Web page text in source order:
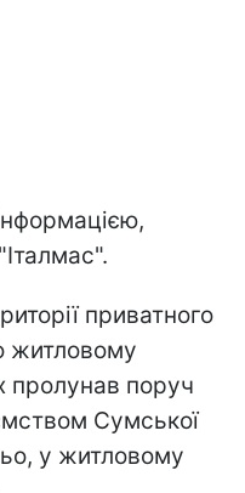
приватного
житловому
пролунав поруч
Сумської
у житловому